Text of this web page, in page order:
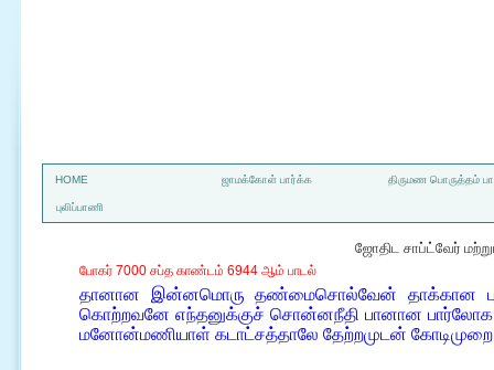
HOME ஜாமக்கோள் பார்க்க திருமண பொருத்தம்
புலிப்பாணி
ஜோதிட சாப்ட்வேர்
போகர் 7000 சப்த காண்டம் 6944 ஆம் பாடல்
தானான இன்னமொரு தண்மைசொல்வேன் தாக்கான
கொற்றவனே எந்தனுக்குச் சொன்னநீதி பானான
மனோன்மணியாள் கடாட்சத்தாலே தேற்றமுடன்